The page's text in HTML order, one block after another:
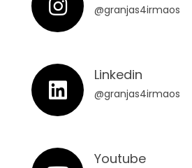
@granjas4irmaos
Linkedin
@granjas4irmaos
Youtube